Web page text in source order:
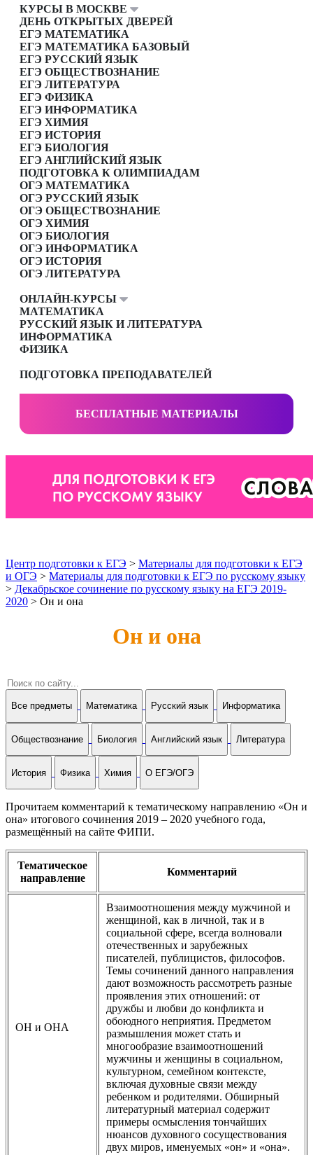
КУРСЫ В МОСКВЕ
ДЕНЬ ОТКРЫТЫХ ДВЕРЕЙ
ЕГЭ МАТЕМАТИКА
ЕГЭ МАТЕМАТИКА БАЗОВЫЙ
ЕГЭ РУССКИЙ ЯЗЫК
ЕГЭ ОБЩЕСТВОЗНАНИЕ
ЕГЭ ЛИТЕРАТУРА
ЕГЭ ФИЗИКА
ЕГЭ ИНФОРМАТИКА
ЕГЭ ХИМИЯ
ЕГЭ ИСТОРИЯ
ЕГЭ БИОЛОГИЯ
ЕГЭ АНГЛИЙСКИЙ ЯЗЫК
ПОДГОТОВКА К ОЛИМПИАДАМ
ОГЭ МАТЕМАТИКА
ОГЭ РУССКИЙ ЯЗЫК
ОГЭ ОБЩЕСТВОЗНАНИЕ
ОГЭ ХИМИЯ
ОГЭ БИОЛОГИЯ
ОГЭ ИНФОРМАТИКА
ОГЭ ИСТОРИЯ
ОГЭ ЛИТЕРАТУРА
ОНЛАЙН-КУРСЫ
МАТЕМАТИКА
РУССКИЙ ЯЗЫК И ЛИТЕРАТУРА
ИНФОРМАТИКА
ФИЗИКА
ПОДГОТОВКА ПРЕПОДАВАТЕЛЕЙ
БЕСПЛАТНЫЕ МАТЕРИАЛЫ
Центр подготовки к ЕГЭ > Материалы для подготовки к ЕГЭ
и ОГЭ > Материалы для подготовки к ЕГЭ по русскому языку
> Декабрьское сочинение по русскому языку на ЕГЭ 2019-
2020 > Он и она
Он и она
Все предметы Математика Русский язык Информатика
Обществознание Биология Английский язык Литература
История Физика Химия О ЕГЭ/ОГЭ
Прочитаем комментарий к тематическому направлению «Он и
она» итогового сочинения 2019 – 2020 учебного года,
размещённый на сайте ФИПИ.
Тематическое
направление
Комментарий
ОН и ОНА
Взаимоотношения между мужчиной и
женщиной, как в личной, так и в
социальной сфере, всегда волновали
отечественных и зарубежных
писателей, публицистов, философов.
Темы сочинений данного направления
дают возможность рассмотреть разные
проявления этих отношений: от
дружбы и любви до конфликта и
обоюдного неприятия. Предметом
размышления может стать и
многообразие взаимоотношений
мужчины и женщины в социальном,
культурном, семейном контексте,
включая духовные связи между
ребенком и родителями. Обширный
литературный материал содержит
примеры осмысления тончайших
нюансов духовного сосуществования
двух миров, именуемых «он» и «она».